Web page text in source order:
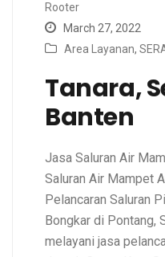
Rooter
March 27, 2022
Area Layanan,
Tanara,
Banten
Jasa Saluran Air
Saluran Air Mampet
Pelancaran Saluran
Bongkar di Pontang,
melayani jasa